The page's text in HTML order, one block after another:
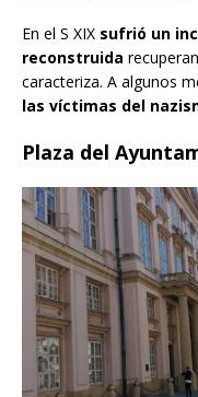
En el S XIX sufrió un
reconstruida
caracteriza. A algunos
las víctimas del
Plaza del